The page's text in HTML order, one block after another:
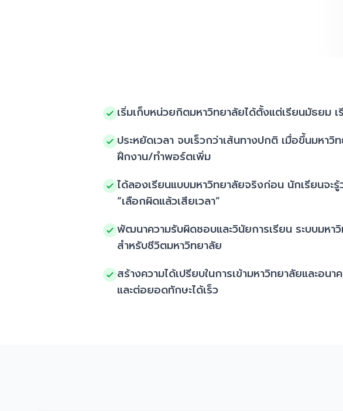
เริ่มเก็บหน่วยกิตมหาวิทยาลัยได้ตั้งแต่เรียนมัธยม
ประหยัดเวลา จบเร็วกว่าเส้นทางปกติ เมื่อขึ้นมหา
ฝึกงาน/ทำพอร์ตเพิ่ม
ได้ลองเรียนแบบมหาวิทยาลัยจริงก่อน นักเรียนจ
“เลือกผิดแล้วเสียเวลา”
พัฒนาความรับผิดชอบและวินัยการเรียน ระบบมหา
สำหรับชีวิตมหาวิทยาลัย
สร้างความได้เปรียบในการเข้ามหาวิทยาลัยและอน
และต่อยอดทักษะได้เร็ว